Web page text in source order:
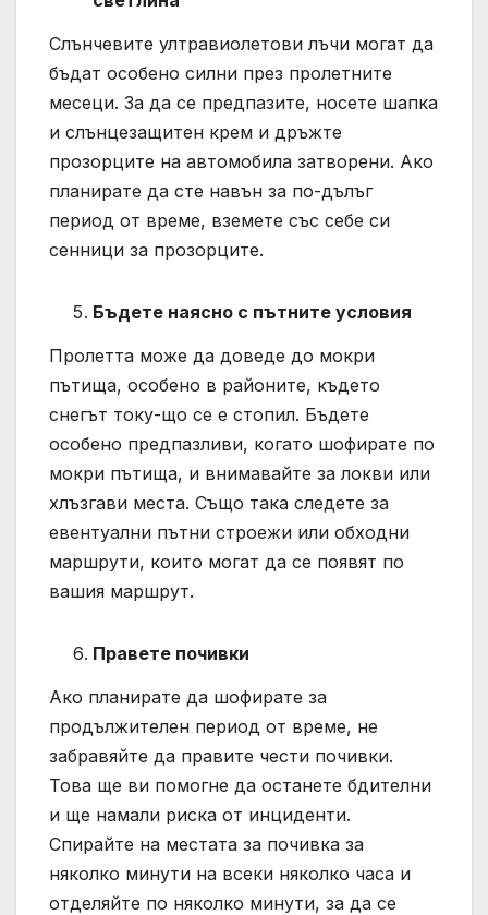
Слънчевите ултравиолетови лъчи могат да
бъдат особено силни през пролетните
месеци. За да се предпазите, носете шапка
и слънцезащитен крем и дръжте
прозорците на автомобила затворени. Ако
планирате да сте навън за по-дълъг
период от време, вземете със себе си
сенници за прозорците.
Бъдете наясно с пътните условия
Пролетта може да доведе до мокри
пътища, особено в районите, където
снегът току-що се е стопил. Бъдете
особено предпазливи, когато шофирате по
мокри пътища, и внимавайте за локви или
хлъзгави места. Също така следете за
евентуални пътни строежи или обходни
маршрути, които могат да се появят по
вашия маршрут.
Правете почивки
Ако планирате да шофирате за
продължителен период от време, не
забравяйте да правите чести почивки.
Това ще ви помогне да останете бдителни
и ще намали риска от инциденти.
Спирайте на местата за почивка за
няколко минути на всеки няколко часа и
отделяйте по няколко минути, за да се